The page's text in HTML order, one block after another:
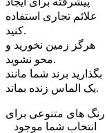
پیشرفته برای ایجاد
علائم تجاری استفاده
کنید.
هرگز زمین نخورید و
محو نشوید.
بگذارید برند شما مانند
یک الماس زنده بماند.
رنگ های متنوعی برای
انتخاب شما موجود